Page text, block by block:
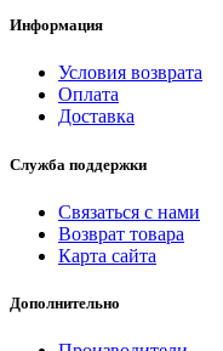
Информация
Условия возврата
Оплата
Доставка
Служба поддержки
Связаться с нами
Возврат товара
Карта сайта
Дополнительно